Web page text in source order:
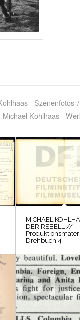
- Szenenfotos /
Michael Kohlhaas -
MICHAEL
DER REBELL //
Drehbuch 4